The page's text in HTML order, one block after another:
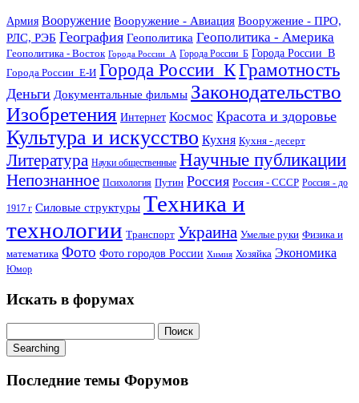
Армия Вооружение Вооружение - Авиация Вооружение - ПРО,
РЛС, РЭБ География Геополитика Геополитика - Америка
Геополитика - Восток Города России_А Города России_Б Города России_В
Города России_Е-И Города России_КГрамотность
Деньги Документальные фильмы Законодательство
Изобретения Интернет Космос Красота и здоровье
Культура и искусство Кухня Кухня - десерт
Литература Науки общественные Научные публикации
Непознанное Психология Путин Россия Россия - СССР Россия - до
1917 г Силовые структуры Техника и
технологии Транспорт Украина Умелые руки Физика и
математика Фото Фото городов России Химия Хозяйка Экономика
Юмор
Искать в форумах
Searching
Последние темы Форумов